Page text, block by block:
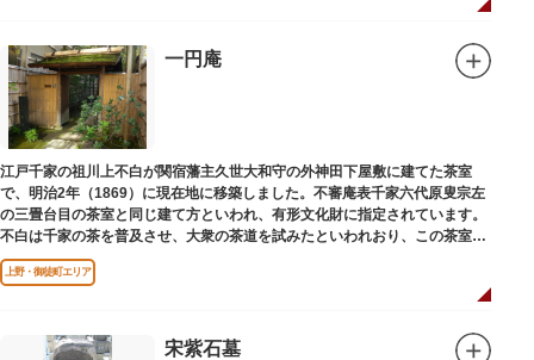
人々に親しまれています。地上1階は 浅草らしい下町銘菓をはじめ、全国か
なので、お土産購入にも便利です。
一円庵
江戸千家の祖川上不白が関宿藩主久世大和守の外神田下屋敷に建てた茶室
で、明治2年（1869）に現在地に移築しました。不審庵表千家六代原叟宗左
の三畳台目の茶室と同じ建て方といわれ、有形文化財に指定されています。
不白は千家の茶を普及させ、大衆の茶道を試みたといわれおり、この茶室は
江戸千家を広める拠点となりました。
上野・御徒町エリア
宋紫石墓